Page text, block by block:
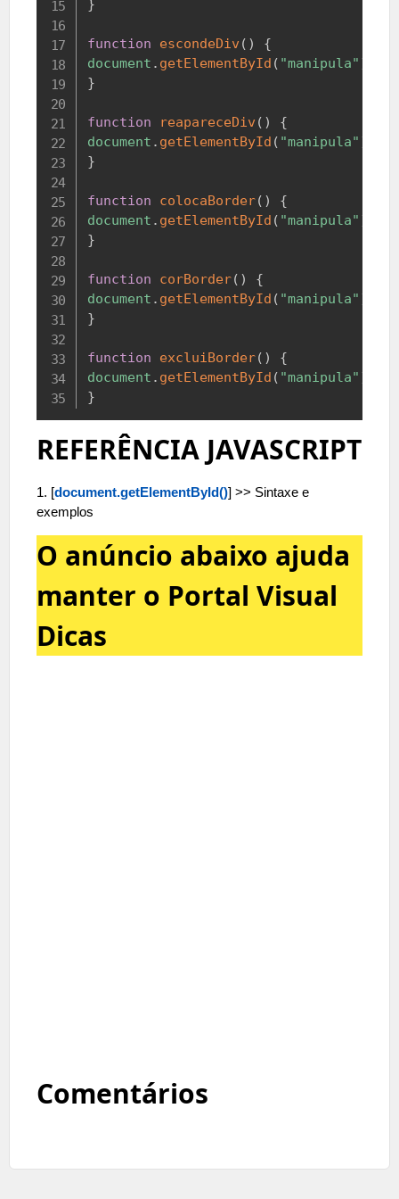
}
function escondeDiv ( )
{
document . getElementById ( "manipula" )
}
function reapareceDiv ( )
{
document . getElementById ( "manipula" )
}
function colocaBorder( )
{
document . getElementById ( "manipula" )
}
function corBorder( )
{
document . getElementById ( "manipula" )
}
function excluiBorder( )
{
document . getElementById ( "manipula" )
}
REFERÊNCIA JAVASCRIPT
1. [document.getElementById()] >> Sintaxe e
exemplos
O anúncio abaixo ajuda
manter o Portal Visual
Dicas
Comentários